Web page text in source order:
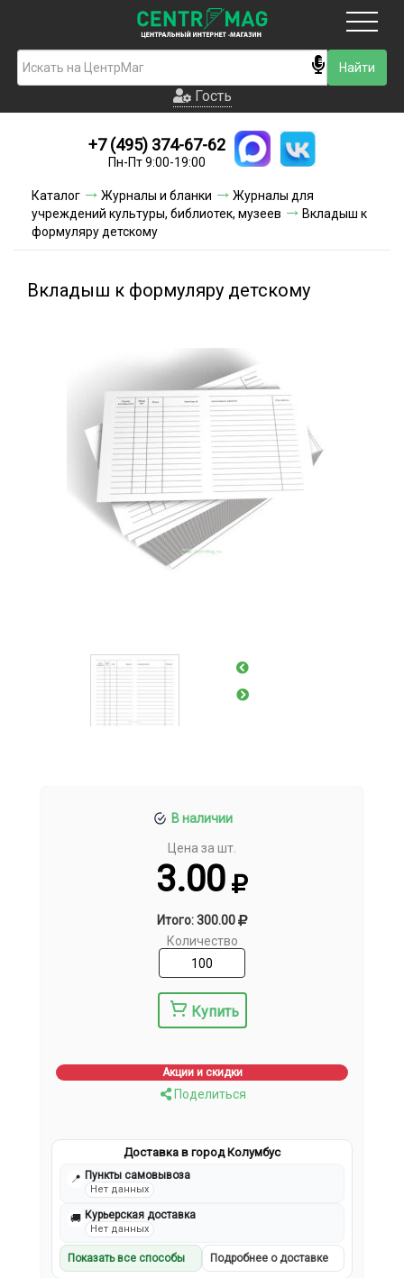
Гость
Новинки
Условия доставки
Условия оплаты
Гость
+7 (495) 374-67-62
Пн-Пт 9:00-19:00
Каталог Журналы и бланки
Журналы для
учреждений культуры, библиотек, музеев
Вкладыш к
формуляру детскому
Вкладыш к формуляру детскому
В наличии
Цена за шт.
3.00
Итого: 300.00
Количество
Купить
Акции и скидки
Поделиться
Доставка в город Колумбус
📍 Пункты самовывоза
Нет данных
🚚 Курьерская доставка
Нет данных
Показать все способы Подробнее о доставке